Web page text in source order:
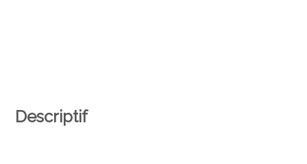
Descriptif